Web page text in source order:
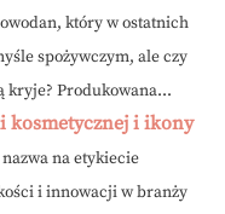
który w ostatnich
spożywczym, ale czy
kryje? Produkowana...
kosmetycznej i ikony
na etykiecie
i innowacji w branży